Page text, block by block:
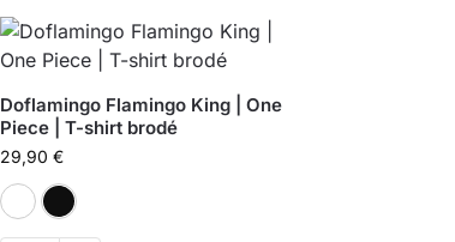
Doflamingo Flamingo King | One
Piece | T-shirt brodé
29,90€